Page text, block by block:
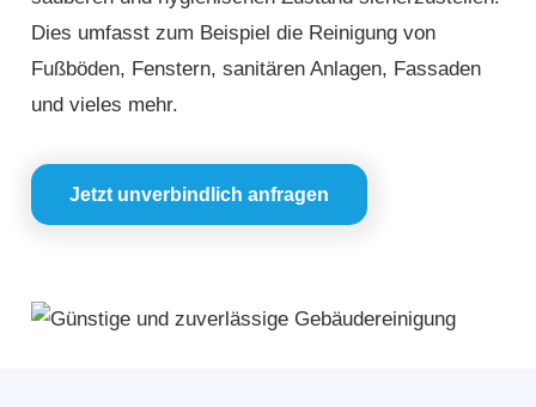
Dies umfasst zum Beispiel die Reinigung von
Fußböden, Fenstern, sanitären Anlagen, Fassaden
und vieles mehr.
Jetzt unverbindlich anfragen